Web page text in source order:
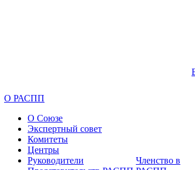
О РАСПП
О Союзе
Экспертный совет
Комитеты
Центры
Руководители
Членство в